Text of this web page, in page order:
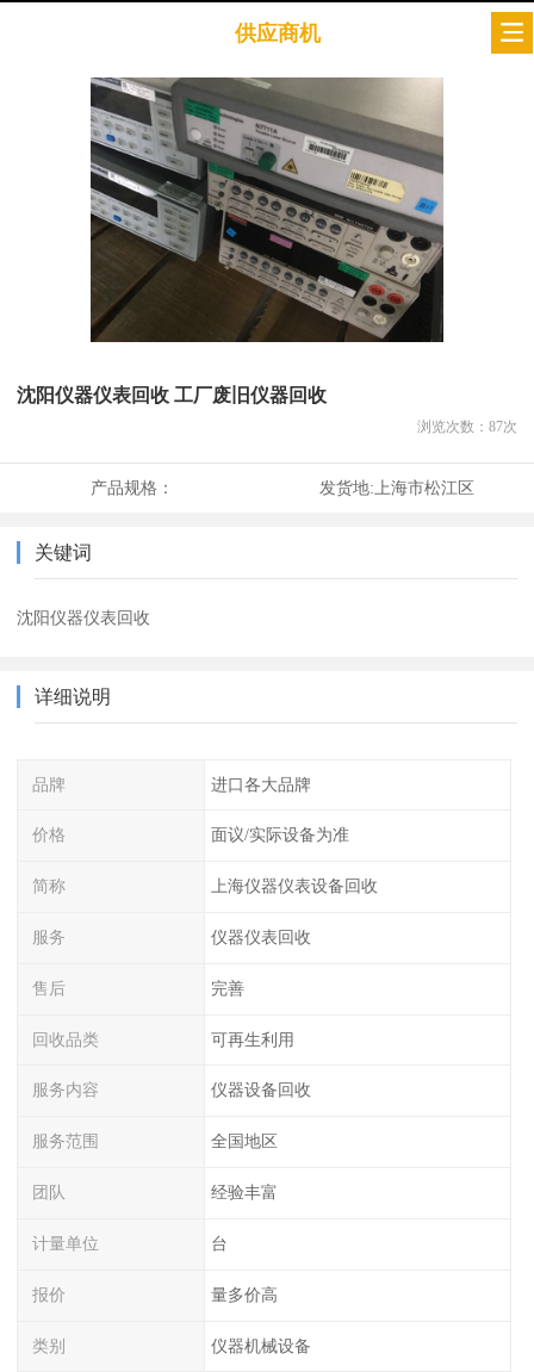
供应商机
沈阳仪器仪表回收 工厂废旧仪器回收
浏览次数： 87次
产品规格： 发货地:上海市松江区
关键词
沈阳仪器仪表回收
详细说明
品牌 进口各大品牌
价格 面议/实际设备为准
简称 上海仪器仪表设备回收
服务 仪器仪表回收
售后 完善
回收品类 可再生利用
服务内容 仪器设备回收
服务范围 全国地区
团队 经验丰富
计量单位 台
报价 量多价高
类别 仪器机械设备